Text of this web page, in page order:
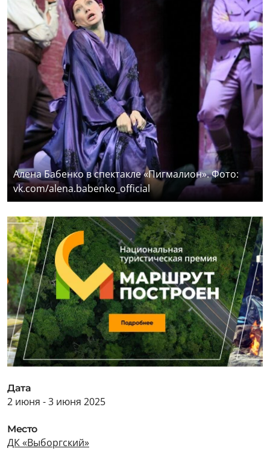
Алена Бабенко в спектакле «Пигмалион». Фото:
vk.com/alena.babenko_official
Дата
2 июня - 3 июня 2025
Место
ДК «Выборгский»